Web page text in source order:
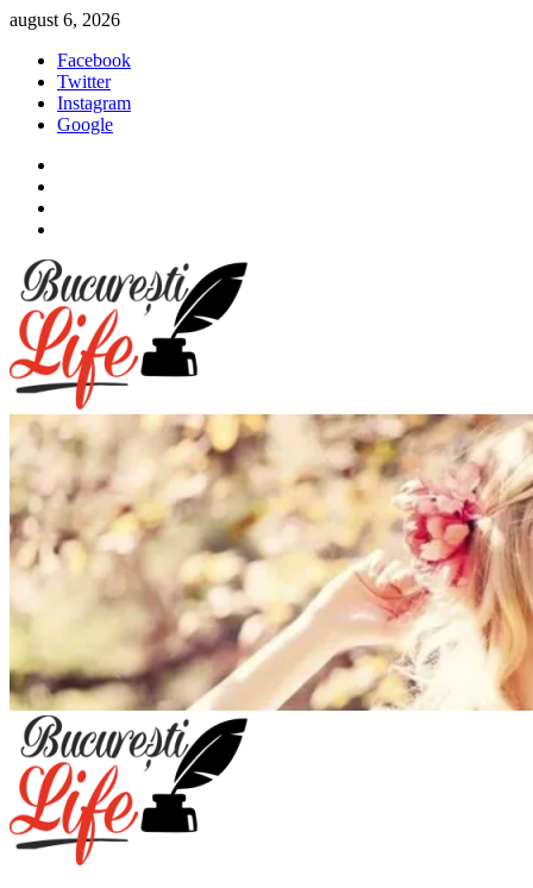
Sari
conținut
august 6, 2026
Facebook
Twitter
Instagram
Google
Meniu
principal